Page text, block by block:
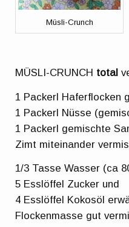
Müsli-Crunch
MÜSLI-CRUNCH total
1 Packerl Haferflocken
1 Packerl Nüsse
1 Packerl gemischte
Zimt miteinander
1/3 Tasse Wasser (ca
5 Esslöffel Zucker und
4 Esslöffel Kokosöl
Flockenmasse gut